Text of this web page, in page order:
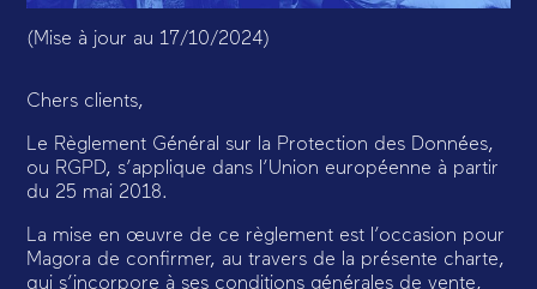
(Mise à jour au 17/10/2024)
Chers clients,
Le Règlement Général sur la Protection des Données,
ou RGPD, s’applique dans l’Union européenne à partir
du 25 mai 2018.
La mise en œuvre de ce règlement est l’occasion pour
Magora de confirmer, au travers de la présente charte,
qui s’incorpore à ses conditions générales de vente,